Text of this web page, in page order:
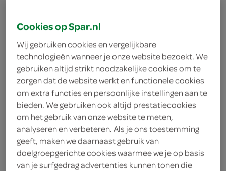
gepaneerd
varkenshaasje
met sambal en
kokos
ingrediënten
Cookies op Spar.nl
Wij gebruiken cookies en vergelijkbare
technologieën wanneer je onze website bezoekt. We
gebruiken altijd strikt noodzakelijke cookies om te
zorgen dat de website werkt en functionele cookies
om extra functies en persoonlijke instellingen aan te
bieden. We gebruiken ook altijd prestatiecookies
om het gebruik van onze website te meten,
analyseren en verbeteren. Als je ons toestemming
geeft, maken we daarnaast gebruik van
doelgroepgerichte cookies waarmee we je op basis
van je surfgedrag advertenties kunnen tonen die